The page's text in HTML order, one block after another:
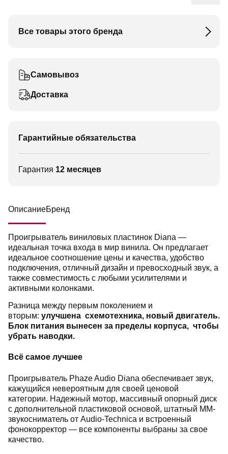
Все товары этого бренда
Самовывоз
Доставка
Гарантийные обязательства
Гарантия 12 месяцев
ОписаниеБренд
Проигрыватель виниловых пластинок Diana —
идеальная точка входа в мир винила. Он предлагает
идеальное соотношение цены и качества, удобство
подключения, отличный дизайн и превосходный звук, а
также совместимость с любыми усилителями и
активными колонками.
Разница между первым поколением и
вторым: улучшена схемотехника, новый двигатель.
Блок питания вынесен за пределы корпуса, чтобы
убрать наводки.
Всё самое лучшее
Проигрыватель Phaze Audio Diana обеспечивает звук,
кажущийся невероятным для своей ценовой
категории. Надежный мотор, массивный опорный диск
с дополнительной пластиковой основой, штатный MM-
звукосниматель от Audio-Technica и встроенный
фонокорректор — все компоненты выбраны за свое
качество.